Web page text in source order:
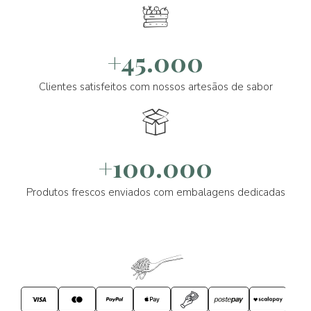
+45.000
Clientes satisfeitos com nossos artesãos de sabor
+100.000
Produtos frescos enviados com embalagens dedicadas